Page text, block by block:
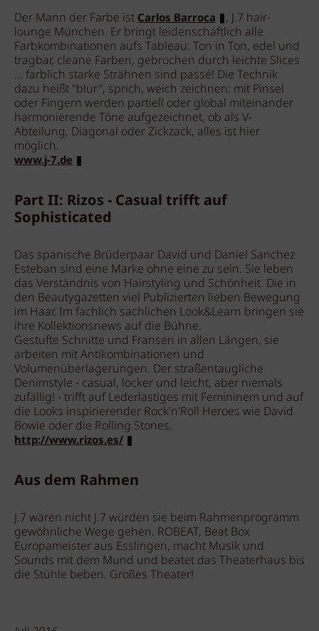
Der Mann der Farbe istCarlos Barroca
, J.7 hair-
lounge München. Er bringt leidenschaftlich alle
Farbkombinationen aufs Tableau: Ton in Ton, edel und
tragbar, cleane Farben, gebrochen durch leichte Slices
... farblich starke Strähnen sind passé! Die Technik
dazu heißt "blur", sprich, weich zeichnen: mit Pinsel
oder Fingern werden partiell oder global miteinander
harmonierende Töne aufgezeichnet, ob als V-
Abteilung, Diagonal oder Zickzack, alles ist hier
möglich.
www.j-7.de
Part II: Rizos - Casual trifft auf
Sophisticated
Das spanische Brüderpaar David und Daniel Sanchez
Esteban sind eine Marke ohne eine zu sein. Sie leben
das Verständnis von Hairstyling und Schönheit. Die in
den Beautygazetten viel Publizierten lieben Bewegung
im Haar. Im fachlich sachlichen Look&Learn bringen sie
ihre Kollektionsnews auf die Bühne.
Gestufte Schnitte und Fransen in allen Längen, sie
arbeiten mit Antikombinationen und
Volumenüberlagerungen. Der straßentaugliche
Denimstyle - casual, locker und leicht, aber niemals
zufällig! - trifft auf Lederlastiges mit Femininem und auf
die Looks inspirierender Rock'n'Roll Heroes wie David
Bowie oder die Rolling Stones.
http://www.rizos.es/
Aus dem Rahmen
J.7 wären nicht J.7 würden sie beim Rahmenprogramm
gewöhnliche Wege gehen. ROBEAT, Beat Box
Europameister aus Esslingen, macht Musik und
Sounds mit dem Mund und beatet das Theaterhaus bis
die Stühle beben. Großes Theater!